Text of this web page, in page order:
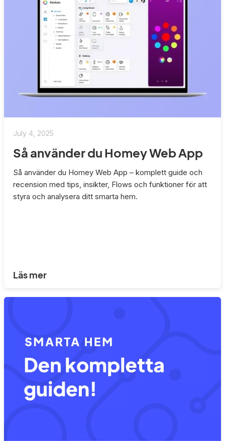
July 4, 2025
Så använder du Homey Web App
Så använder du Homey Web App – komplett guide och
recension med tips, insikter, Flows och funktioner för att
styra och analysera ditt smarta hem.
Läs mer